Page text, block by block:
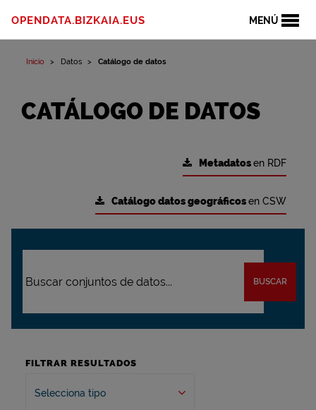
MENÚ
OPENDATA.BIZKAIA.EUS
Inicio Datos Catálogo de datos
CATÁLOGO DE DATOS
Metadatosen RDF
Catálogo datos geográficosen CSW
BUSCAR
FILTRAR RESULTADOS
Selecciona tipo